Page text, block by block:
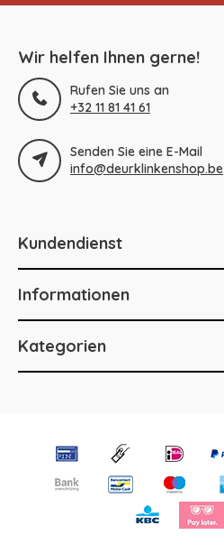
Wir helfen Ihnen gerne!
Rufen Sie uns an
+32 11 81 41 61
Senden Sie eine E-Mail
info@deurklinkenshop.be
Kundendienst
Informationen
Kategorien